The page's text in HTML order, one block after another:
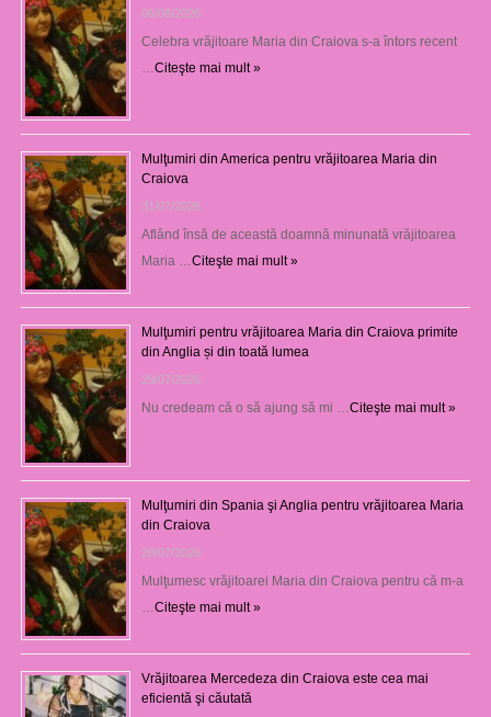
06/08/2026
Celebra vrăjitoare Maria din Craiova s-a întors recent
Citeşte mai mult »
Mulţumiri din America pentru vrăjitoarea Maria din
Craiova
31/07/2026
Aflând însă de această doamnă minunată vrăjitoarea
Maria … Citeşte mai mult »
Mulţumiri pentru vrăjitoarea Maria din Craiova primite
din Anglia și din toată lumea
29/07/2026
Nu credeam că o să ajung să mi … Citeşte mai mult »
Mulţumiri din Spania şi Anglia pentru vrăjitoarea Maria
din Craiova
28/07/2026
Mulţumesc vrăjitoarei Maria din Craiova pentru că m-a
Citeşte mai mult »
Vrăjitoarea Mercedeza din Craiova este cea mai
eficientă şi căutată